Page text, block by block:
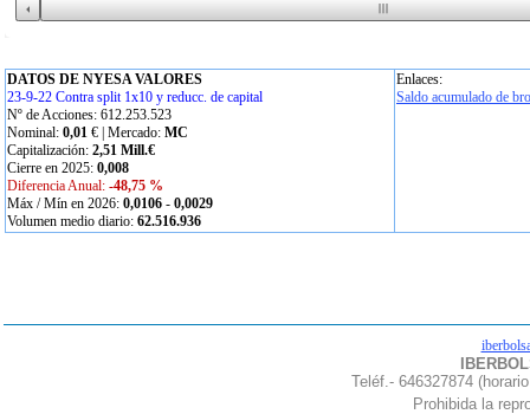
DATOS DE NYESA VALORES
23-9-22 Contra split 1x10 y reducc. de capital
Nº de Acciones: 612.253.523
Nominal: 0,01 € | Mercado: MC
Capitalización: 2,51 Mill.€
Cierre en 2025: 0,008
Diferencia Anual: -48,75 %
Máx / Mín en 2026: 0,0106 - 0,0029
Volumen medio diario: 62.516.936
Enlaces:
Saldo acumulado de
Teléf.- 646327874
Prohibida la